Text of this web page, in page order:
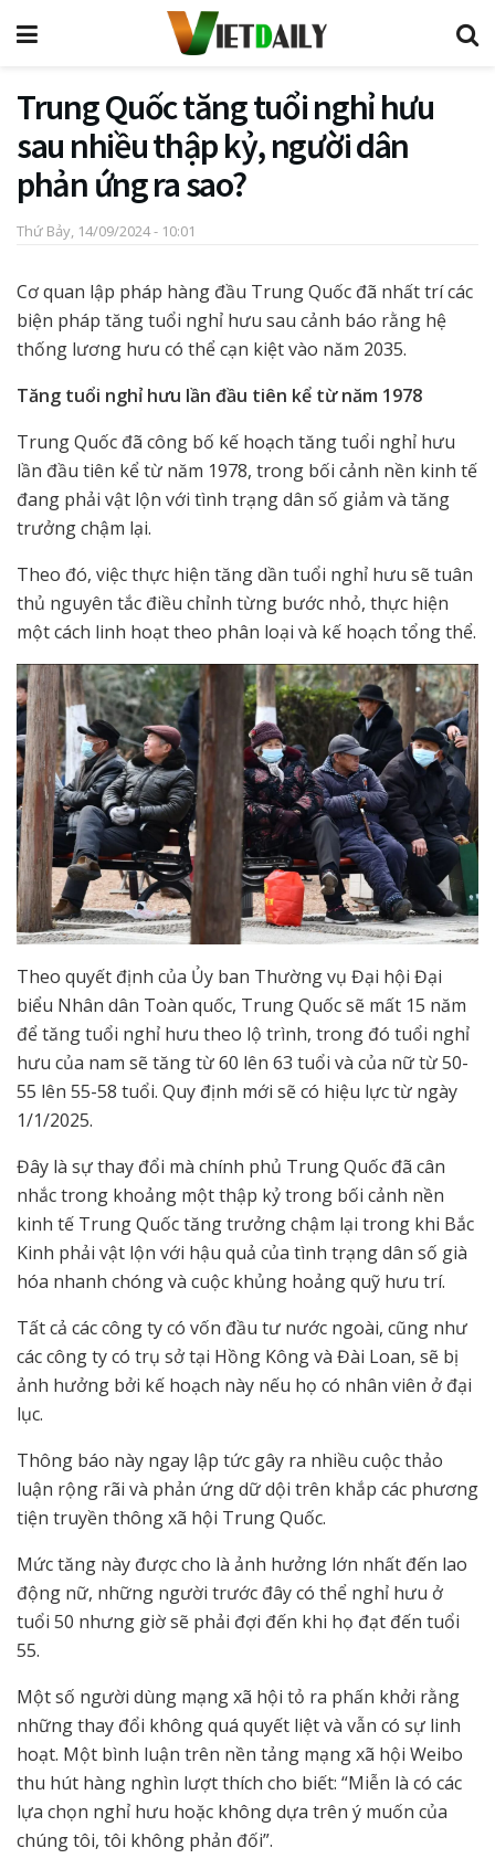
Trung Quốc tăng tuổi nghỉ hưu
sau nhiều thập kỷ, người dân
phản ứng ra sao?
Thứ Bảy, 14/09/2024 - 10:01
Cơ quan lập pháp hàng đầu Trung Quốc đã nhất trí các
biện pháp tăng tuổi nghỉ hưu sau cảnh báo rằng hệ
thống lương hưu có thể cạn kiệt vào năm 2035.
Tăng tuổi nghỉ hưu lần đầu tiên kể từ năm 1978
Trung Quốc đã công bố kế hoạch tăng tuổi nghỉ hưu
lần đầu tiên kể từ năm 1978, trong bối cảnh nền kinh tế
đang phải vật lộn với tình trạng dân số giảm và tăng
trưởng chậm lại.
Theo đó, việc thực hiện tăng dần tuổi nghỉ hưu sẽ tuân
thủ nguyên tắc điều chỉnh từng bước nhỏ, thực hiện
một cách linh hoạt theo phân loại và kế hoạch tổng thể.
Theo quyết định của Ủy ban Thường vụ Đại hội Đại
biểu Nhân dân Toàn quốc, Trung Quốc sẽ mất 15 năm
để tăng tuổi nghỉ hưu theo lộ trình, trong đó tuổi nghỉ
hưu của nam sẽ tăng từ 60 lên 63 tuổi và của nữ từ 50-
55 lên 55-58 tuổi. Quy định mới sẽ có hiệu lực từ ngày
1/1/2025.
Đây là sự thay đổi mà chính phủ Trung Quốc đã cân
nhắc trong khoảng một thập kỷ trong bối cảnh nền
kinh tế Trung Quốc tăng trưởng chậm lại trong khi Bắc
Kinh phải vật lộn với hậu quả của tình trạng dân số già
hóa nhanh chóng và cuộc khủng hoảng quỹ hưu trí.
Tất cả các công ty có vốn đầu tư nước ngoài, cũng như
các công ty có trụ sở tại Hồng Kông và Đài Loan, sẽ bị
ảnh hưởng bởi kế hoạch này nếu họ có nhân viên ở đại
lục.
Thông báo này ngay lập tức gây ra nhiều cuộc thảo
luận rộng rãi và phản ứng dữ dội trên khắp các phương
tiện truyền thông xã hội Trung Quốc.
Mức tăng này được cho là ảnh hưởng lớn nhất đến lao
động nữ, những người trước đây có thể nghỉ hưu ở
tuổi 50 nhưng giờ sẽ phải đợi đến khi họ đạt đến tuổi
55.
Một số người dùng mạng xã hội tỏ ra phấn khởi rằng
những thay đổi không quá quyết liệt và vẫn có sự linh
hoạt. Một bình luận trên nền tảng mạng xã hội Weibo
thu hút hàng nghìn lượt thích cho biết: “Miễn là có các
lựa chọn nghỉ hưu hoặc không dựa trên ý muốn của
chúng tôi, tôi không phản đối”.